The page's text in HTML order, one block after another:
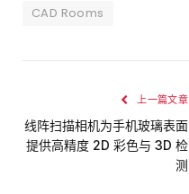
CAD Rooms
上一篇文章
线阵扫描相机为手机玻璃表面
提供高精度 2D 彩色与 3D 检
测